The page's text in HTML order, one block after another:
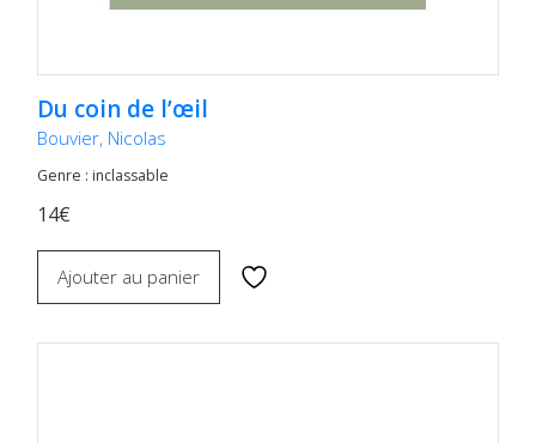
Du coin de l’œil
Bouvier, Nicolas
Genre : inclassable
14€
Ajouter au panier